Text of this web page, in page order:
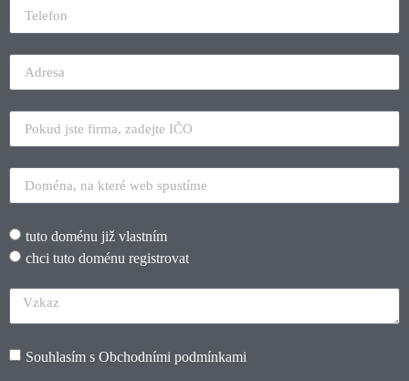
tuto doménu již vlastním
chci tuto doménu registrovat
Souhlasím s Obchodními podmínkami